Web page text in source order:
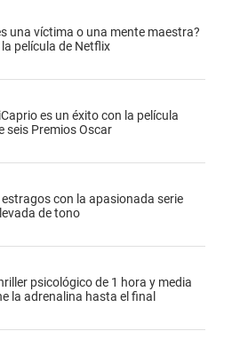
una víctima o una mente maestra?
la película de Netflix
es un éxito con la película
seis Premios Oscar
con la apasionada serie
de tono
psicológico de 1 hora y media
la adrenalina hasta el final